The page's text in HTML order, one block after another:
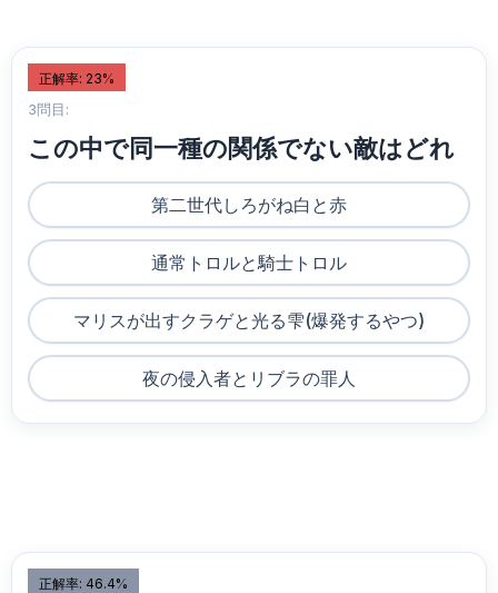
正解率: 23%
3問目:
この中で同一種の関係でない敵はどれ
第二世代しろがね白と赤
通常トロルと騎士トロル
マリスが出すクラゲと光る雫(爆発するやつ)
夜の侵入者とリブラの罪人
正解率: 46.4%